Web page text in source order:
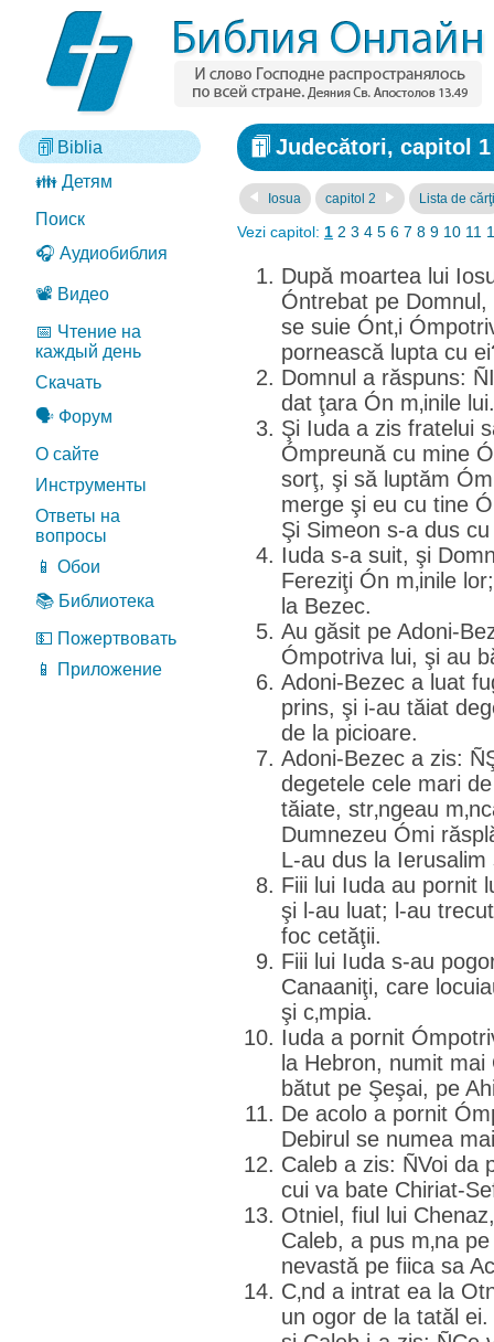
Biblia
👪 Детям
Поиск
🎧 Аудиобиблия
📽️ Видео
📅 Чтение на
каждый день
Скачать
🗣️ Форум
О сайте
Инструменты
Ответы на
вопросы
📱 Обои
📚 Библиотека
💵 Пожертвовать
📱 Приложение
Judecători, capitol 1
Iosua capitol 2 Lista de cărţi
Vezi capitol: 1 2 3 4 5 6 7 8 9 10 11
După moartea lui
Óntrebat pe
se suie Ónt‚i
pornească lupta cu
Domnul a răspuns:
dat ţara Ón m‚inile
Şi Iuda a zis fratelui
Ómpreună cu mine
sorţ, şi să luptăm
merge şi eu cu tine
Şi Simeon s-a dus
Iuda s-a suit, şi
Fereziţi Ón m‚inile
la Bezec.
Au găsit pe Adoni-
Ómpotriva lui, şi au
Adoni-Bezec a luat
prins, şi i-au tăiat
de la picioare.
Adoni-Bezec a zis:
degetele cele mari
tăiate, str‚ngeau
Dumnezeu Ómi
L-au dus la
Fiii lui Iuda au pornit
şi l-au luat; l-au
foc cetăţii.
Fiii lui Iuda s-au
Canaaniţi, care
şi c‚mpia.
Iuda a pornit
la Hebron, numit
bătut pe Şeşai, pe
De acolo a pornit
Debirul se numea
Caleb a zis: ÑVoi da
cui va bate Chiriat-
Otniel, fiul lui
Caleb, a pus m‚na
nevastă pe fiica sa
C‚nd a intrat ea la
un ogor de la tatăl